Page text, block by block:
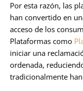
Por esta razón, las
han convertido en
acceso de los
Plataformas como
iniciar una
ordenada,
tradicionalmente